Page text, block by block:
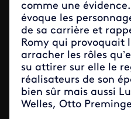
comme une
évoque les
de sa carrière et
Romy qui provoquait
arracher les rôles
su attirer sur elle le
réalisateurs de son
bien sûr mais aussi
Welles, Otto